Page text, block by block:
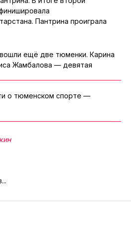
Пантрина проиграла
ещё две тюменки. Карина
Жамбалова — девятая
о тюменском спорте —